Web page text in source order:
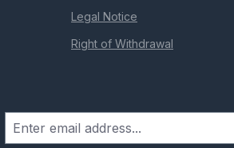
Legal Notice
Right of Withdrawal